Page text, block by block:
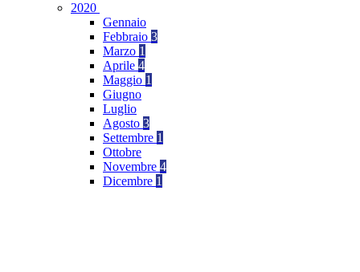
2020
Gennaio
Febbraio 3
Marzo 1
Aprile 4
Maggio 1
Giugno
Luglio
Agosto 3
Settembre 1
Ottobre
Novembre 4
Dicembre 1